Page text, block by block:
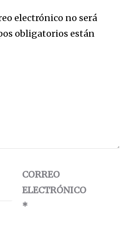
electrónico no será
obligatorios están
CORREO
ELECTRÓNICO
*